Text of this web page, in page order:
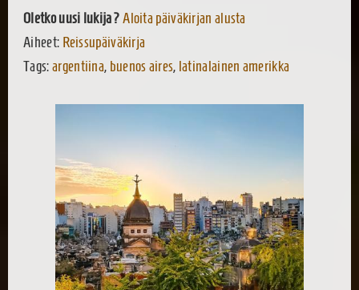
Oletko uusi lukija? Aloita päiväkirjan alusta
Aiheet: Reissupäiväkirja
Tags:argentiina, buenos aires, latinalainen amerikka